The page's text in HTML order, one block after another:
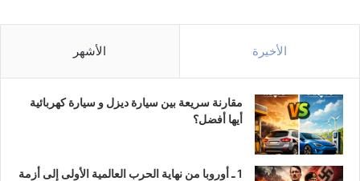
الأخيرة الأشهر
مقارنة سريعة بين سيارة ديزل و سيارة كهربائية
أيها أفضل؟
1 ـ أوروبا من نهاية الحرب العالمية الأولى إلى أزمة